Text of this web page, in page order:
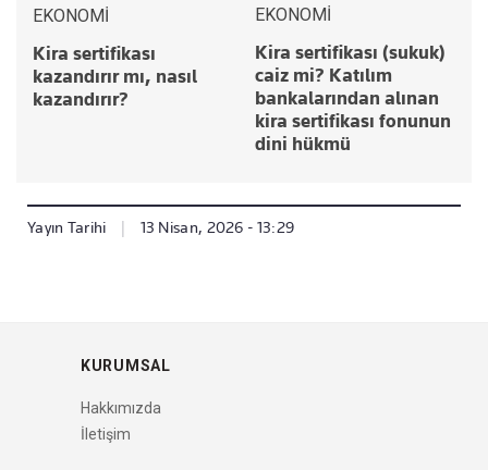
EKONOMİ
Kira sertifikası
kazandırır mı, nasıl
kazandırır?
EKONOMİ
Kira sertifikası (sukuk)
caiz mi? Katılım
bankalarından alınan
kira sertifikası fonunun
dini hükmü
Yayın Tarihi 13 Nisan, 2026 - 13:29
KURUMSAL
Hakkımızda
İletişim